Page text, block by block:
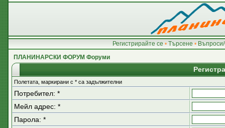
Регистрирайте се • Търсене •
ПЛАНИНАРСКИ ФОРУМ Форуми
Полетата, маркирани с * са задължителни
Потребител: *
Мейл адрес: *
Парола: *